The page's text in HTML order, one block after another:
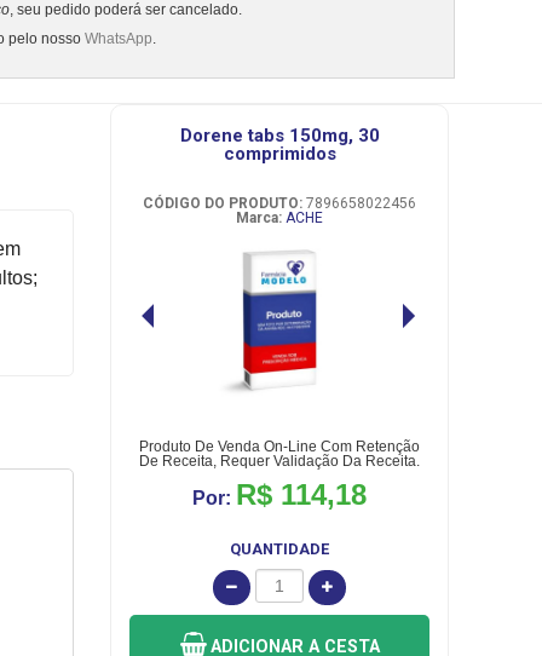
, seu pedido poderá ser cancelado.
pelo nosso WhatsApp.
dorene tabs 150mg, 30
comprimidos
CÓDIGO DO PRODUTO: 7896658022456
Marca: ACHE
Produto De Venda On-Line Com Retenção
De Receita, Requer Validação Da Receita.
Por: R$ 114,18
QUANTIDADE
ADICIONAR A CESTA